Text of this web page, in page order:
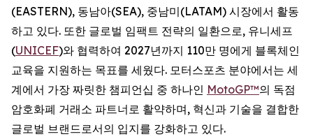
(EASTERN), 동남아(SEA), 중남미(LATAM) 시장에서 활동
하고 있다. 또한 글로벌 임팩트 전략의 일환으로, 유니세프
(UNICEF)와 협력하여 2027년까지 110만 명에게 블록체인
교육을 지원하는 목표를 세웠다. 모터스포츠 분야에서는 세
계에서 가장 짜릿한 챔피언십 중 하나인 MotoGP™의 독점
암호화폐 거래소 파트너로 활약하며, 혁신과 기술을 결합한
글로벌 브랜드로서의 입지를 강화하고 있다.